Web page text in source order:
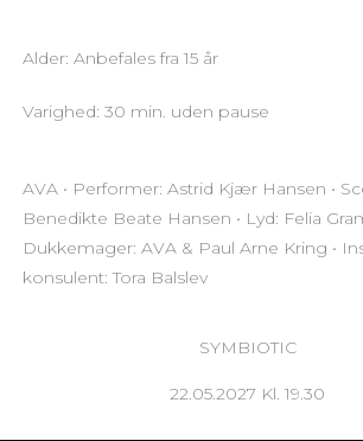
Alder: Anbefales fra 15 år
Varighed: 30 min. uden pause
AVA • Performer: Astrid Kjær Hansen •
Benedikte Beate Hansen • Lyd: Felia
Dukkemager: AVA & Paul Arne Kring •
konsulent: Tora Balslev
SYMBIOTIC
22.05.2027 Kl. 19.30